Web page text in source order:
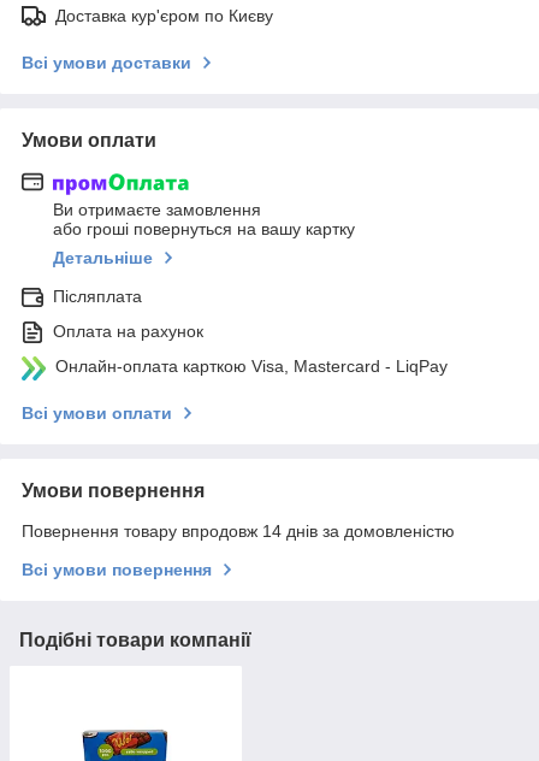
Доставка кур'єром по Києву
Всі умови доставки
Умови оплати
Ви отримаєте замовлення
або гроші повернуться на вашу картку
Детальніше
Післяплата
Оплата на рахунок
Онлайн-оплата карткою Visa, Mastercard - LiqPay
Всі умови оплати
Умови повернення
Повернення товару впродовж 14 днів за домовленістю
Всі умови повернення
Подібні товари компанії